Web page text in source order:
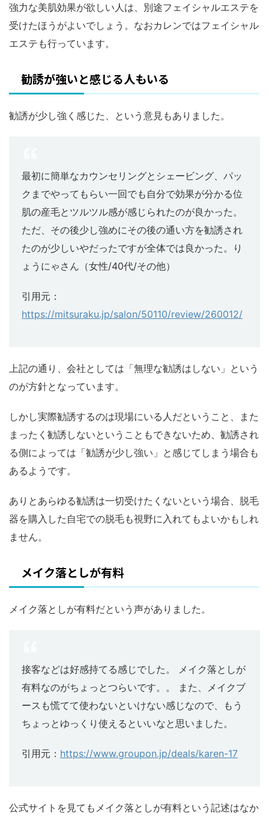
強力な美肌効果が欲しい人は、別途フェイシャルエステを
受けたほうがよいでしょう。なおカレンではフェイシャル
エステも行っています。
勧誘が強いと感じる人もいる
勧誘が少し強く感じた、という意見もありました。
最初に簡単なカウンセリングとシェービング、パッ
クまでやってもらい一回でも自分で効果が分かる位
肌の産毛とツルツル感が感じられたのが良かった。
ただ、その後少し強めにその後の通い方を勧誘され
たのが少しいやだったですが全体では良かった。り
ょうにゃさん（女性/40代/その他）
引用元：
https://mitsuraku.jp/salon/50110/review/260012/
上記の通り、会社としては「無理な勧誘はしない」という
のが方針となっています。
しかし実際勧誘するのは現場にいる人だということ、また
まったく勧誘しないということもできないため、勧誘され
る側によっては「勧誘が少し強い」と感じてしまう場合も
あるようです。
ありとあらゆる勧誘は一切受けたくないという場合、脱毛
器を購入した自宅での脱毛も視野に入れてもよいかもしれ
ません。
メイク落としが有料
メイク落としが有料だという声がありました。
接客などは好感持てる感じでした。 メイク落としが
有料なのがちょっとつらいです。。 また、メイクブ
ースも慌てて使わないといけない感じなので、もう
ちょっとゆっくり使えるといいなと思いました。
引用元： https://www.groupon.jp/deals/karen-17
公式サイトを見てもメイク落としが有料という記述はなか